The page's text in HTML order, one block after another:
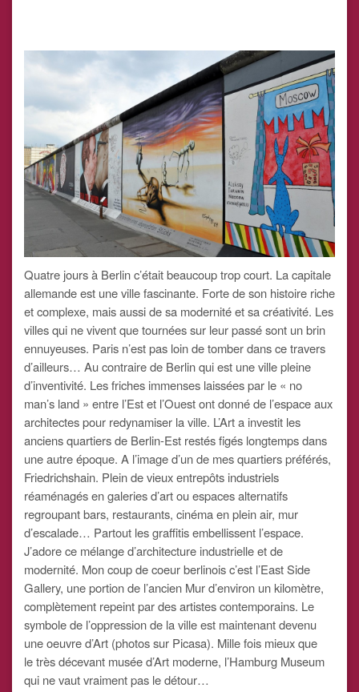
Quatre jours à Berlin c’était beaucoup trop court. La capitale
allemande est une ville fascinante. Forte de son histoire riche
et complexe, mais aussi de sa modernité et sa créativité. Les
villes qui ne vivent que tournées sur leur passé sont un brin
ennuyeuses. Paris n’est pas loin de tomber dans ce travers
d’ailleurs… Au contraire de Berlin qui est une ville pleine
d’inventivité. Les friches immenses laissées par le « no
man’s land » entre l’Est et l’Ouest ont donné de l’espace aux
architectes pour redynamiser la ville. L’Art a investit les
anciens quartiers de Berlin-Est restés figés longtemps dans
une autre époque. A l’image d’un de mes quartiers préférés,
Friedrichshain. Plein de vieux entrepôts industriels
réaménagés en galeries d’art ou espaces alternatifs
regroupant bars, restaurants, cinéma en plein air, mur
d’escalade… Partout les graffitis embellissent l’espace.
J’adore ce mélange d’architecture industrielle et de
modernité. Mon coup de coeur berlinois c’est l’East Side
Gallery, une portion de l’ancien Mur d’environ un kilomètre,
complètement repeint par des artistes contemporains. Le
symbole de l’oppression de la ville est maintenant devenu
une oeuvre d’Art (photos sur Picasa). Mille fois mieux que
le très décevant musée d’Art moderne, l’Hamburg Museum
qui ne vaut vraiment pas le détour…